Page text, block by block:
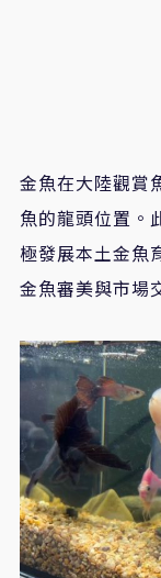
金魚在大陸觀賞
魚的龍頭位置。
極發展本土金魚
金魚審美與市場